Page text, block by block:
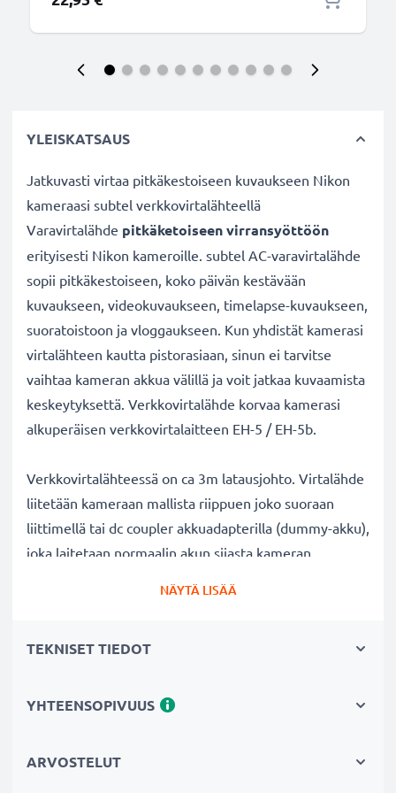
YLEISKATSAUS
Jatkuvasti virtaa pitkäkestoiseen kuvaukseen Nikon
kameraasi subtel verkkovirtalähteellä
Varavirtalähde pitkäketoiseen virransyöttöön
erityisesti Nikon kameroille. subtel AC-varavirtalähde
sopii pitkäkestoiseen, koko päivän kestävään
kuvaukseen, videokuvaukseen, timelapse-kuvaukseen,
suoratoistoon ja vloggaukseen. Kun yhdistät kamerasi
virtalähteen kautta pistorasiaan, sinun ei tarvitse
vaihtaa kameran akkua välillä ja voit jatkaa kuvaamista
keskeytyksettä. Verkkovirtalähde korvaa kamerasi
alkuperäisen verkkovirtalaitteen EH-5 / EH-5b.
Verkkovirtalähteessä on ca 3m latausjohto. Virtalähde
liitetään kameraan mallista riippuen joko suoraan
liittimellä tai dc coupler akkuadapterilla (dummy-akku),
joka laitetaan normaalin akun sijasta kameran
Verkkovirtalähde Nikon kameraan:
verkkovirran kautta - pitkäkestoiseen valo- tai
NÄYTÄ LISÄÄ
TEKNISET TIEDOT
YHTEENSOPIVUUS
ARVOSTELUT